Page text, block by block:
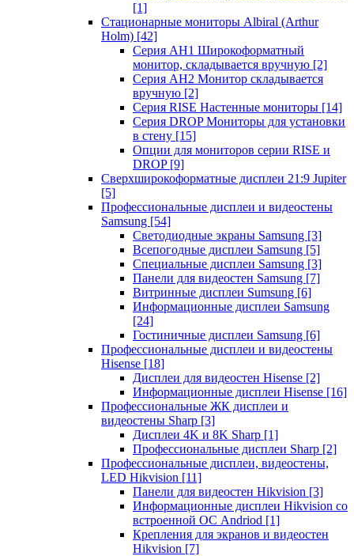
[1]
Стационарные мониторы Albiral (Arthur
Holm) [42]
Серия AH1 Широкоформатный
монитор, складывается вручную [2]
Серия AH2 Монитор складывается
вручную [2]
Серия RISE Настенные мониторы [14]
Серия DROP Мониторы для установки
в стену [15]
Опции для мониторов серии RISE и
DROP [9]
Сверхширокоформатные дисплеи 21:9 Jupiter
[5]
Профессиональные дисплеи и видеостены
Samsung [54]
Светодиодные экраны Samsung [3]
Всепогодные дисплеи Samsung [5]
Специальные дисплеи Samsung [3]
Панели для видеостен Samsung [7]
Витринные дисплеи Sumsung [6]
Информационные дисплеи Samsung
[24]
Гостиничные дисплеи Samsung [6]
Профессиональные дисплеи и видеостены
Hisense [18]
Дисплеи для видеостен Hisense [2]
Информационные дисплеи Hisense [16]
Профессиональные ЖК дисплеи и
видеостены Sharp [3]
Дисплеи 4K и 8K Sharp [1]
Профессиональные дисплеи Sharp [2]
Профессиональные дисплеи, видеостены,
LED Hikvision [11]
Панели для видеостен Hikvision [3]
Информационные дисплеи Hikvision со
встроенной ОС Andriod [1]
Крепления для экранов и видеостен
Hikvision [7]